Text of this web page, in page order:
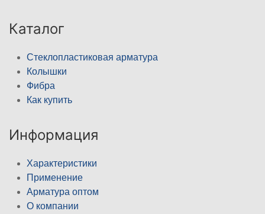
Каталог
Стеклопластиковая арматура
Колышки
Фибра
Как купить
Информация
Характеристики
Применение
Арматура оптом
О компании